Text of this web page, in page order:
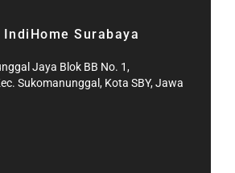
Surabaya
Jaya Blok BB No. 1,
Sukomanunggal, Kota SBY, Jawa